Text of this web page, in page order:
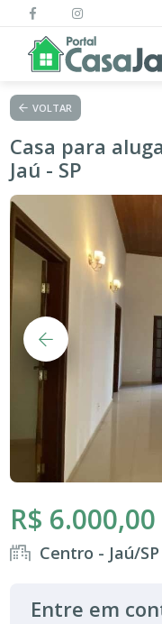
VOLTAR
Casa para
Jaú - SP
R$ 6.000,00
Centro - Jaú/
Entre em